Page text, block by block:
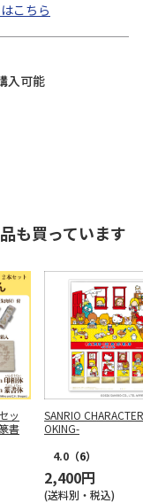
こちら
入可能
も買っています
ッ
書
SANRIO
OKING-
4.0 （6）
2,400円
(送料別・税込)